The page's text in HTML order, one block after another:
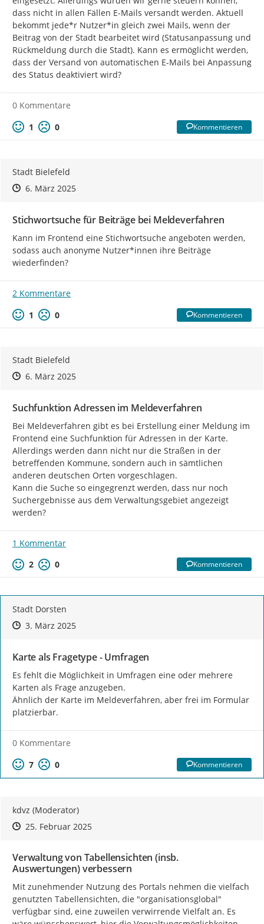
dass nicht in allen Fällen E-Mails versandt werden. Aktuell
bekommt jede*r Nutzer*in gleich zwei Mails, wenn der
Beitrag von der Stadt bearbeitet wird (Statusanpassung und
Rückmeldung durch die Stadt). Kann es ermöglicht werden,
dass der Versand von automatischen E-Mails bei Anpassung
des Status deaktiviert wird?
0 Kommentare
1
0 Kommentieren
Stadt Bielefeld
Zeitpunkt des Erstellens
Zeitpunkt des Erstellens
6. März 2025Zur Äußerung
Stichwortsuche für Beiträge bei Meldeverfahren
Kann im Frontend eine Stichwortsuche angeboten werden,
sodass auch anonyme Nutzer*innen ihre Beiträge
wiederfinden?
2 Kommentare
1
0 Kommentieren
Stadt Bielefeld
Zeitpunkt des Erstellens
Zeitpunkt des Erstellens
6. März 2025Zur Äußerung
Suchfunktion Adressen im Meldeverfahren
Bei Meldeverfahren gibt es bei Erstellung einer Meldung im
Frontend eine Suchfunktion für Adressen in der Karte.
Allerdings werden dann nicht nur die Straßen in der
betreffenden Kommune, sondern auch in sämtlichen
anderen deutschen Orten vorgeschlagen.
Kann die Suche so eingegrenzt werden, dass nur noch
Suchergebnisse aus dem Verwaltungsgebiet angezeigt
werden?
1 Kommentar
2
0 Kommentieren
Stadt Dorsten
Zeitpunkt des Erstellens
Zeitpunkt des Erstellens
3. März 2025Zur Äußerung
Karte als Fragetype - Umfragen
Es fehlt die Möglichkeit in Umfragen eine oder mehrere
Karten als Frage anzugeben.
Ähnlich der Karte im Meldeverfahren, aber frei im Formular
platzierbar.
0 Kommentare
7
0 Kommentieren
kdvz (Moderator)
Zeitpunkt des Erstellens
Zeitpunkt des Erstellens
25. Februar 2025Zur Äußerung
Verwaltung von Tabellensichten (insb.
Auswertungen) verbessern
Mit zunehmender Nutzung des Portals nehmen die vielfach
genutzten Tabellensichten, die "organisationsglobal"
verfügbar sind, eine zuweilen verwirrende Vielfalt an. Es